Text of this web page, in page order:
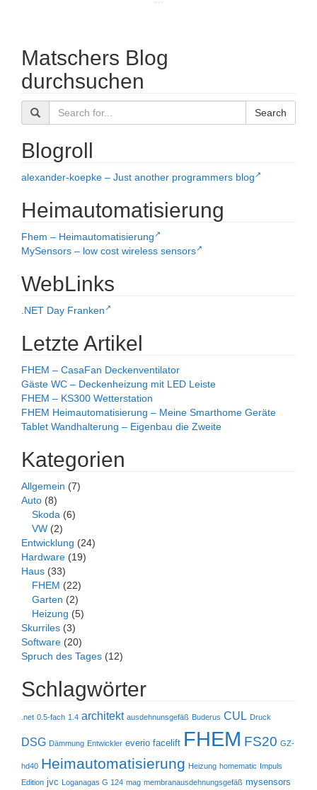
Matschers Blog
durchsuchen
Search
Blogroll
alexander-koepke – Just another programmers blog
Heimautomatisierung
Fhem – Heimautomatisierung
MySensors – low cost wireless sensors
WebLinks
.NET Day Franken
Letzte Artikel
FHEM – CasaFan Deckenventilator
Gäste WC – Deckenheizung mit LED Leiste
FHEM – KS300 Wetterstation
FHEM Heimautomatisierung – Meine Smarthome Geräte
Tablet Wandhalterung – Eigenbau die Zweite
Kategorien
Allgemein (7)
Auto (8)
Skoda (6)
VW (2)
Entwicklung (24)
Hardware (19)
Haus (33)
FHEM (22)
Garten (2)
Heizung (5)
Skurriles (3)
Software (20)
Spruch des Tages (12)
Schlagwörter
.net 0.5-fach 1.4 architekt ausdehnunsgefäß Buderus CUL Druck
DSG Dämmung Entwickler everio facelift FHEM FS20 GZ-
hd40 Heimautomatisierung Heizung homematic
Impuls
Edition jvc Loganagas G 124 mag membranausdehnungsgefäß mysensors